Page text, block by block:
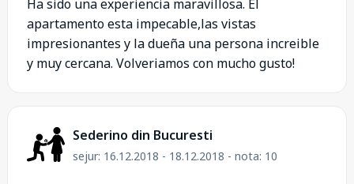
Ha sido una experiencia maravillosa. El
apartamento esta impecable,las vistas
impresionantes y la dueña una persona increible
y muy cercana. Volveriamos con mucho gusto!
Sederino din Bucuresti
sejur: 16.12.2018 - 18.12.2018 - nota: 10